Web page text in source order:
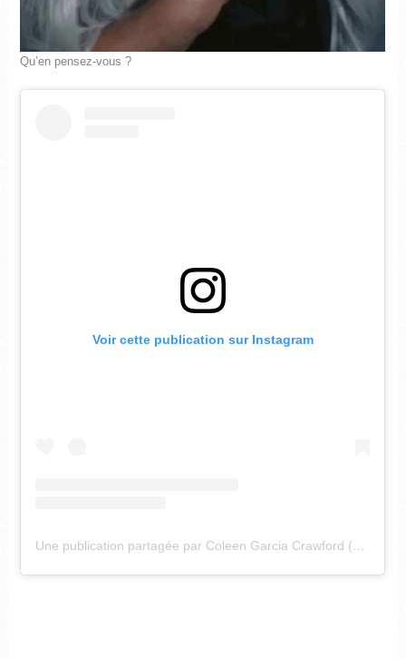
Qu’en pensez-vous ?
Voir cette publication sur Instagram
Une publication partagée par Coleen Garcia Crawford (@coleen)